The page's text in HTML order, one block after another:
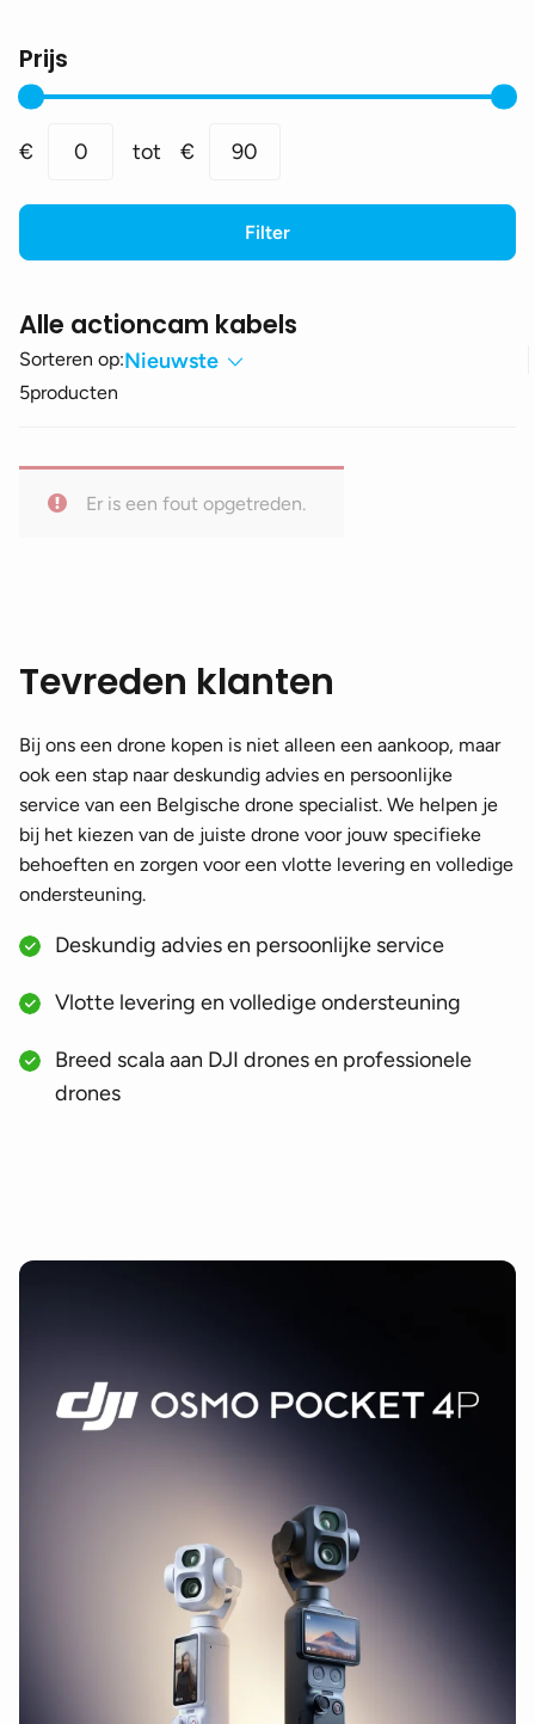
Prijs
prijs
prijs
€ 0 tot € 90
Filter
Alle actioncam kabels
Sorteren op:Nieuwste
5producten
Er is een fout opgetreden.
Tevreden klanten
Bij ons een drone kopen is niet alleen een aankoop, maar
ook een stap naar deskundig advies en persoonlijke
service van een Belgische drone specialist. We helpen je
bij het kiezen van de juiste drone voor jouw specifieke
behoeften en zorgen voor een vlotte levering en volledige
ondersteuning.
Deskundig advies en persoonlijke service
Vlotte levering en volledige ondersteuning
Breed scala aan DJI drones en professionele
drones